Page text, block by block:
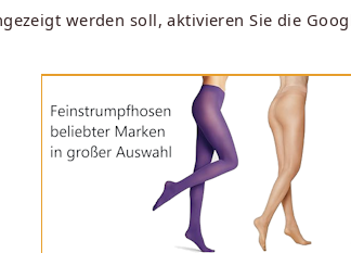
werden soll, aktivieren Sie die